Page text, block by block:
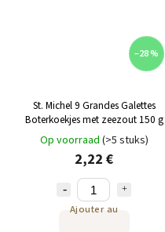
–28 %
St. Michel 9 Grandes Galettes
Boterkoekjes met zeezout 150 g
Op voorraad (>5 stuks)
2,22 €
Ajouter au